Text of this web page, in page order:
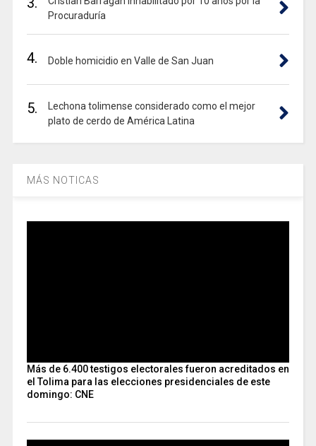
Procuraduría
4. Doble homicidio en Valle de San Juan
5.
Lechona tolimense considerado como el mejor
plato de cerdo de América Latina
MÁS NOTICAS
Más de 6.400 testigos electorales fueron acreditados en
el Tolima para las elecciones presidenciales de este
domingo: CNE